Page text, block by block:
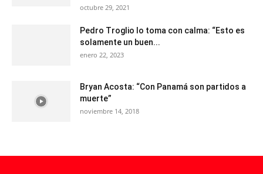
octubre 29, 2021
Pedro Troglio lo toma con calma: “Esto es
solamente un buen...
enero 22, 2023
Bryan Acosta: “Con Panamá son partidos a
muerte”
noviembre 14, 2018